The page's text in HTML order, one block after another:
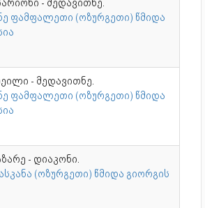
ფამფალეთი (ოზურგეთი) წმიდა
- მედავითნე.
ფამფალეთი (ოზურგეთი) წმიდა
- დიაკონი.
(ოზურგეთი) წმიდა გიორგის